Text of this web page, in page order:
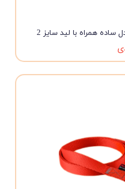
همراه با لید سایز 2